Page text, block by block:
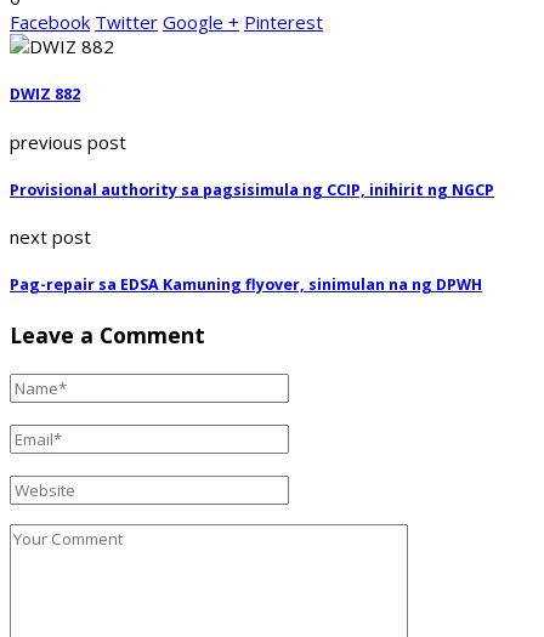
Facebook Twitter Google + Pinterest
DWIZ 882
previous post
Provisional authority sa pagsisimula ng CCIP, inihirit ng NGCP
next post
Pag-repair sa EDSA Kamuning flyover, sinimulan na ng DPWH
Leave a Comment